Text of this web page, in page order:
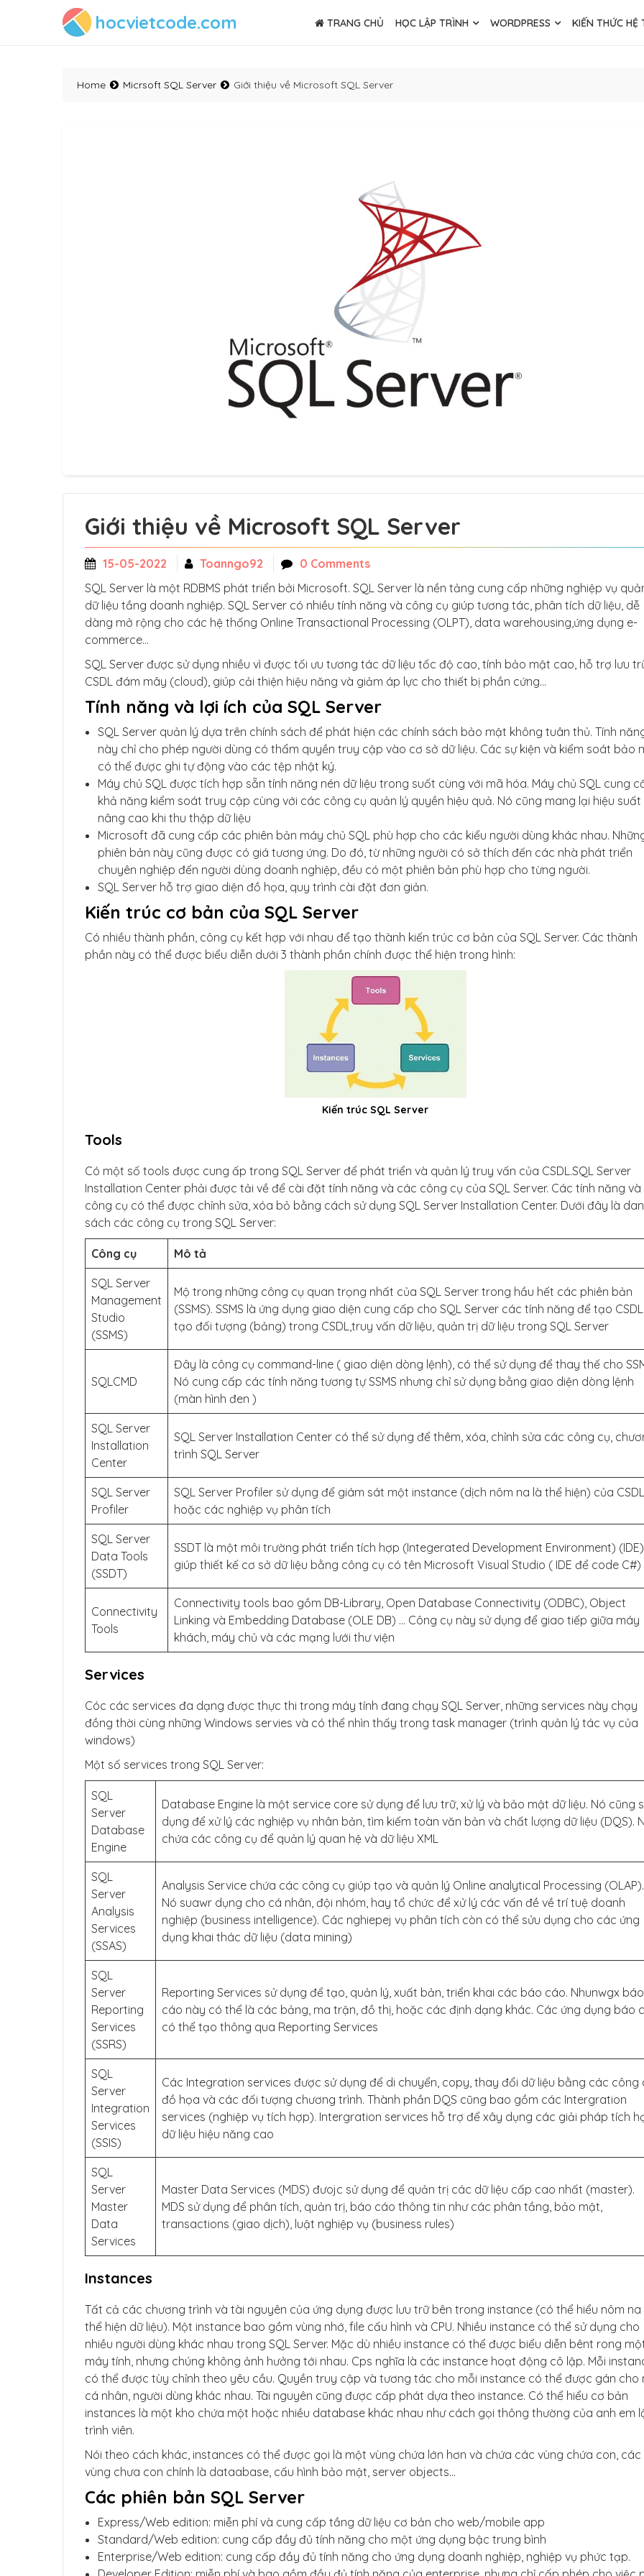
hocvietcode.com TRANG CHỦ HỌC LẬP TRÌNH WORDPRESS KIẾN THỨC HỆ
Home Micrsoft SQL Server Giới thiệu về Microsoft SQL Server
Giới thiệu về Microsoft SQL Server
15-05-2022 Toanngo92
0 Comments
SQL Server là một RDBMS phát triển bởi Microsoft. SQL Server là nền tảng cung cấp những nghiệp vụ
dữ liệu tầng doanh nghiệp. SQL Server có nhiều tính năng và công cụ giúp tương tác, phân tích dữ liệu, dễ
dàng mở rộng cho các hệ thống Online Transactional Processing (OLPT), data warehousing,ứng dụng e-
commerce…
SQL Server được sử dụng nhiều vì được tối ưu tương tác dữ liệu tốc độ cao, tính bảo mật cao, hỗ trợ lưu
CSDL đám mây (cloud), giúp cải thiện hiệu năng và giảm áp lực cho thiết bị phần cứng…
Tính năng và lợi ích của SQL Server
SQL Server quản lý dựa trên chính sách để phát hiện các chính sách bảo mật không tuân thủ. Tính
này chỉ cho phép người dùng có thẩm quyền truy cập vào cơ sở dữ liệu. Các sự kiện và kiểm soát bảo
có thể được ghi tự động vào các tệp nhật ký.
Máy chủ SQL được tích hợp sẵn tính năng nén dữ liệu trong suốt cùng với mã hóa. Máy chủ SQL cung
khả năng kiểm soát truy cập cùng với các công cụ quản lý quyền hiệu quả. Nó cũng mang lại hiệu suất
nâng cao khi thu thập dữ liệu
Microsoft đã cung cấp các phiên bản máy chủ SQL phù hợp cho các kiểu người dùng khác nhau.
phiên bản này cũng được có giá tương ứng. Do đó, từ những người có sở thích đến các nhà phát triển
chuyên nghiệp đến người dùng doanh nghiệp, đều có một phiên bản phù hợp cho từng người.
SQL Server hỗ trợ giao diện đồ họa, quy trình cài đặt đơn giản.
Kiến trúc cơ bản của SQL Server
Có nhiều thành phần, công cụ kết hợp với nhau để tạo thành kiến trúc cơ bản của SQL Server. Các thành
phần này có thể được biểu diễn dưới 3 thành phần chính được thể hiện trong hình:
Kiến trúc SQL Server
Tools
Có một số tools được cung ấp trong SQL Server để phát triển và quản lý truy vấn của CSDL.SQL Server
Installation Center phải được tải về để cài đặt tính năng và các công cụ của SQL Server. Các tính năng và
công cụ có thể được chỉnh sửa, xóa bỏ bằng cách sử dụng SQL Server Installation Center. Dưới đây là
sách các công cụ trong SQL Server:
Công cụ Mô tả
SQL Server
Management
Studio
(SSMS)
Mộ trong những công cụ quan trọng nhất của SQL Server trong hầu hết các phiên bản
(SSMS). SSMS là ứng dụng giao diện cung cấp cho SQL Server các tính năng để tạo
tạo đối tượng (bảng) trong CSDL,truy vấn dữ liệu, quản trị dữ liệu trong SQL Server
SQLCMD
Đây là công cụ command-line ( giao diện dòng lệnh), có thể sử dụng để thay thế cho
Nó cung cấp các tính năng tương tự SSMS nhưng chỉ sử dụng bằng giao diện dòng lệnh
(màn hình đen )
SQL Server
Installation
Center
SQL Server Installation Center có thể sử dụng để thêm, xóa, chỉnh sửa các công cụ,
trình SQL Server
SQL Server
Profiler
SQL Server Profiler sử dụng để giám sát một instance (dịch nôm na là thể hiện) của CSDL
hoặc các nghiệp vụ phân tích
SQL Server
Data Tools
(SSDT)
SSDT là một môi trường phát triển tích hợp (Integerated Development Environment)
giúp thiết kế cơ sở dữ liệu bằng công cụ có tên Microsoft Visual Studio ( IDE để code C#)
Connectivity
Tools
Connectivity tools bao gồm DB-Library, Open Database Connectivity (ODBC), Object
Linking và Embedding Database (OLE DB) … Công cụ này sử dụng để giao tiếp giữa máy
khách, máy chủ và các mạng lưới thư viện
Services
Cóc các services đa dạng được thực thi trong máy tính đang chạy SQL Server, những services này chạy
đồng thời cùng những Windows servies và có thể nhìn thấy trong task manager (trình quản lý tác vụ của
windows)
Một số services trong SQL Server:
SQL
Server
Database
Engine
Database Engine là một service core sử dụng để lưu trữ, xử lý và bảo mật dữ liệu. Nó cũng
dụng để xử lý các nghiệp vụ nhân bản, tìm kiếm toàn văn bản và chất lượng dữ liệu (DQS).
chứa các công cụ để quản lý quan hệ và dữ liệu XML
SQL
Server
Analysis
Services
(SSAS)
Analysis Service chứa các công cụ giúp tạo và quản lý Online analytical Processing (OLAP).
Nó suawr dụng cho cá nhân, đội nhóm, hay tổ chức để xử lý các vấn đề về trí tuệ doanh
nghiệp (business intelligence). Các nghiepej vụ phân tích còn có thể sửu dụng cho các ứng
dụng khai thác dữ liệu (data mining)
SQL
Server
Reporting
Services
(SSRS)
Reporting Services sử dụng để tạo, quản lý, xuất bản, triển khai các báo cáo. Nhunwgx báo
cáo này có thể là các bảng, ma trận, đồ thị, hoặc các định dạng khác. Các ứng dụng báo
có thể tạo thông qua Reporting Services
SQL
Server
Integration
Services
(SSIS)
Các Integration services được sử dụng để di chuyển, copy, thay đổi dữ liệu bằng các công
đồ họa và các đối tượng chương trình. Thành phần DQS cũng bao gồm các Intergration
services (nghiệp vụ tích hợp). Intergration services hỗ trợ để xây dụng các giải pháp tích
dữ liệu hiệu năng cao
SQL
Server
Master
Data
Services
Master Data Services (MDS) đưojc sử dụng để quản trị các dữ liệu cấp cao nhất (master).
MDS sử dụng để phân tích, quản trị, báo cáo thông tin như các phân tầng, bảo mật,
transactions (giao dịch), luật nghiệp vụ (business rules)
Instances
Tất cả các chương trình và tài nguyên của ứng dụng được lưu trữ bên trong instance (có thể hiểu nôm na
thể hiện dữ liệu). Một instance bao gồm vùng nhớ, file cấu hình và CPU. Nhiều instance có thể sử dụng cho
nhiều người dùng khác nhau trong SQL Server. Mặc dù nhiều instance có thể được biểu diễn bênt rong
máy tính, nhưng chúng không ảnh hưởng tới nhau. Cps nghĩa là các instance hoạt động cô lập. Mỗi
có thể được tùy chỉnh theo yêu cầu. Quyền truy cập và tương tác cho mỗi instance có thể được gán cho
cá nhân, người dùng khác nhau. Tài nguyên cũng được cấp phát dựa theo instance. Có thể hiểu cơ bản
instances là một kho chứa một hoặc nhiều database khác nhau như cách gọi thông thường của anh em
trình viên.
Nói theo cách khác, instances có thể được gọi là một vùng chứa lớn hơn và chứa các vùng chứa con, các
vùng chưa con chính là dataabase, cấu hình bảo mật, server objects…
Các phiên bản SQL Server
Express/Web edition: miễn phí và cung cấp tầng dữ liệu cơ bản cho web/mobile app
Standard/Web edition: cung cấp đầy đủ tính năng cho một ứng dụng bậc trung bình
Enterprise/Web edition: cung cấp đầy đủ tính năng cho ứng dụng doanh nghiệp, nghiệp vụ phức tạp.